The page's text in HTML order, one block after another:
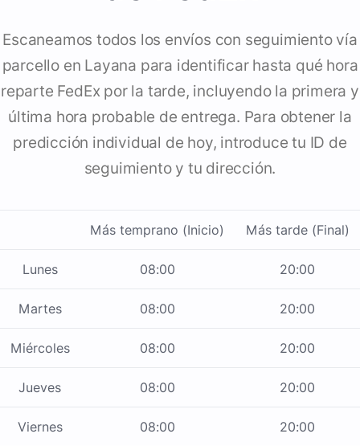
Escaneamos todos los envíos con seguimiento vía
parcello en Layana para identificar hasta qué hora
reparte FedEx por la tarde, incluyendo la primera y
última hora probable de entrega. Para obtener la
predicción individual de hoy, introduce tu ID de
seguimiento y tu dirección.
Más temprano (Inicio) Más tarde (Final)
Lunes 08:00 20:00
Martes 08:00 20:00
Miércoles 08:00 20:00
Jueves 08:00 20:00
Viernes 08:00 20:00